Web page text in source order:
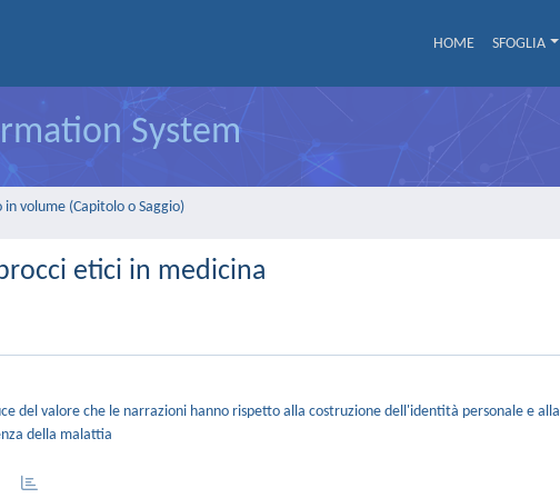
HOME SFOGLIA
System
volume (Capitolo o Saggio)
etici in medicina
del valore che le narrazioni hanno rispetto alla costruzione dell'identità personale e alla
della malattia